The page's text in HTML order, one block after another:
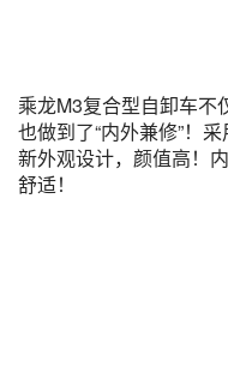
乘龙M3复合型自卸车不
也做到了“内外兼修”！
新外观设计，颜值高！
舒适！